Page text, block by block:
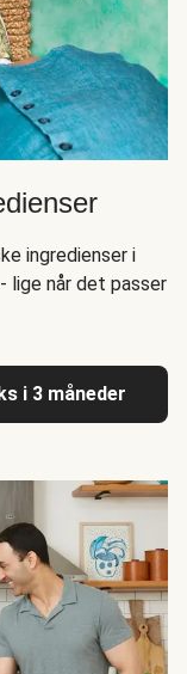
ingredienser i
når det passer
i 3 måneder